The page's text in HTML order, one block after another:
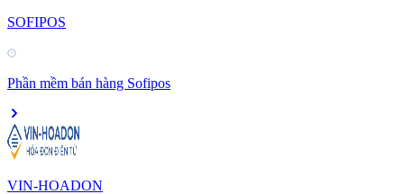
SOFIPOS
Phần mềm bán hàng Sofipos
VIN-HOADON